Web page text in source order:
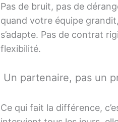
Pas de bruit, pas de
quand votre équipe
s’adapte. Pas de contrat
flexibilité.
Un partenaire, pas un
Ce qui fait la différence,